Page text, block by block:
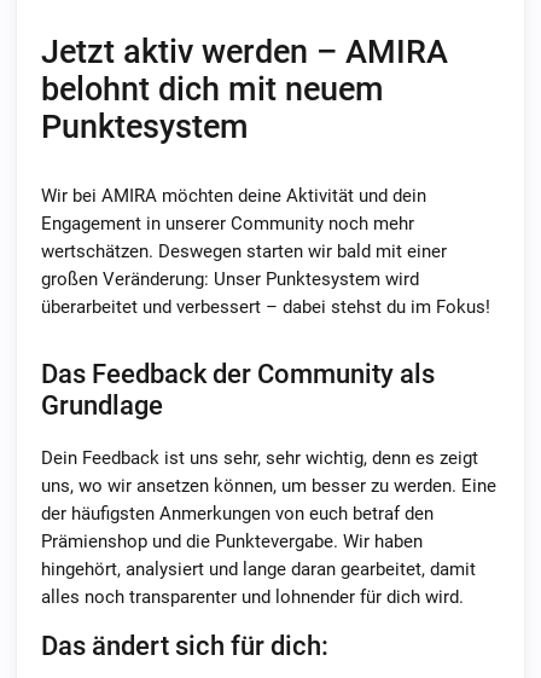
Jetzt aktiv werden – AMIRA
belohnt dich mit neuem
Punktesystem
Wir bei AMIRA möchten deine Aktivität und dein
Engagement in unserer Community noch mehr
wertschätzen. Deswegen starten wir bald mit einer
großen Veränderung: Unser Punktesystem wird
überarbeitet und verbessert – dabei stehst du im Fokus!
Das Feedback der Community als
Grundlage
Dein Feedback ist uns sehr, sehr wichtig, denn es zeigt
uns, wo wir ansetzen können, um besser zu werden. Eine
der häufigsten Anmerkungen von euch betraf den
Prämienshop und die Punktevergabe. Wir haben
hingehört, analysiert und lange daran gearbeitet, damit
alles noch transparenter und lohnender für dich wird.
Das ändert sich für dich: